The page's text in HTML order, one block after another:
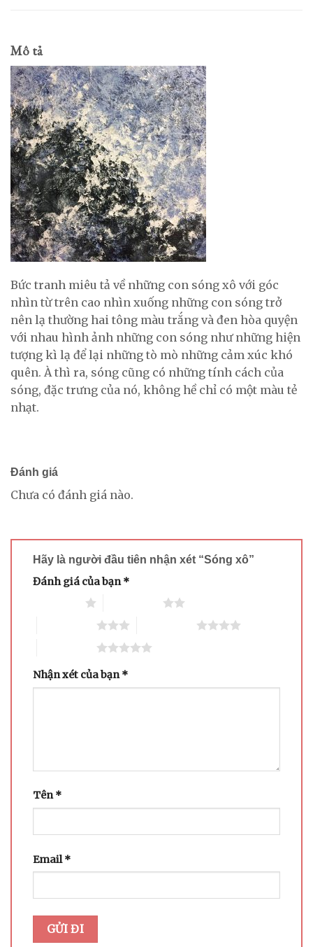
Mô tả
Bức tranh miêu tả về những con sóng xô với góc
nhìn từ trên cao nhìn xuống những con sóng trở
nên lạ thường hai tông màu trắng và đen hòa quyện
với nhau hình ảnh những con sóng như những hiện
tượng kì lạ để lại những tò mò những cảm xúc khó
quên. À thì ra, sóng cũng có những tính cách của
sóng, đặc trưng của nó, không hề chỉ có một màu tẻ
nhạt.
Đánh giá
Chưa có đánh giá nào.
Hãy là người đầu tiên nhận xét “Sóng xô”
Đánh giá của bạn*
Nhận xét của bạn*
Tên*
Email*